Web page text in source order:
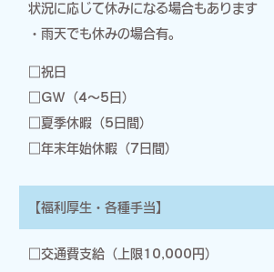
状況に応じて休みになる場合もあります
・雨天でも休みの場合有。
□祝日
□GW（4～5日）
□夏季休暇（5日間）
□年末年始休暇（7日間）
【福利厚生・各種手当】
□交通費支給（上限10,000円）